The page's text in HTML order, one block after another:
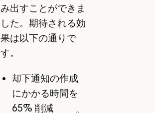
み出すことができま
した。期待される効
果は以下の通りで
す。
却下通知の作成
にかかる時間を
65% 削減